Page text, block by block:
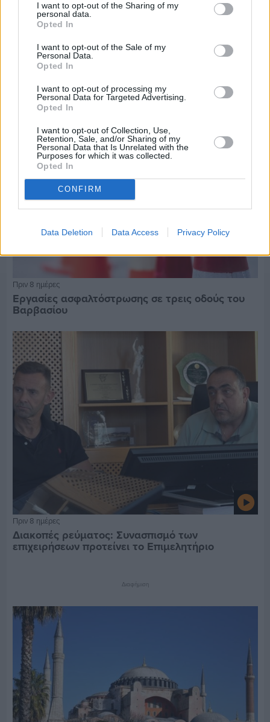
I want to opt-out of the Sharing of my
personal data.
Opted In
I want to opt-out of the Sale of my
Personal Data.
Opted In
I want to opt-out of processing my
Personal Data for Targeted Advertising.
Opted In
I want to opt-out of Collection, Use,
Retention, Sale, and/or Sharing of my
Personal Data that Is Unrelated with the
Purposes for which it was collected.
Opted In
CONFIRM
Data Deletion Data Access Privacy Policy
Πριν 7 ημέρες
Τρίτος στη σφαιροβολία στη διεθνή συνάντηση
Ελλάδας–Κύπρου Κ18 ο Δημήτρης Τέλλιος
Πριν 8 ημέρες
Εργασίες ασφαλτόστρωσης σε τρεις οδούς του
Βαρβασίου
Πριν 8 ημέρες
Διακοπές ρεύματος: Συνασπισμό των
επιχειρήσεων προτείνει το Επιμελητήριο
Διαφήμιση